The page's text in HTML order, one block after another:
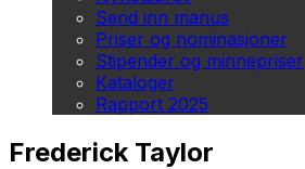
Send inn manus
Priser og nominasjoner
Stipender og minnepriser
Kataloger
Rapport 2025
Frederick Taylor